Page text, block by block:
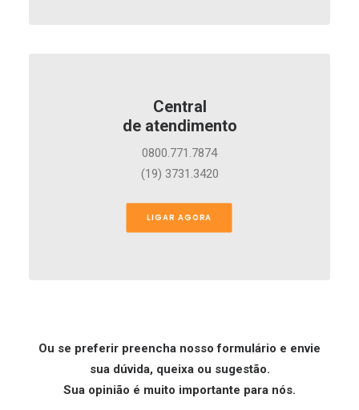
Central
de atendimento
0800.771.7874
(19) 3731.3420
LIGAR AGORA
Ou se preferir preencha nosso formulário e envie
sua dúvida, queixa ou sugestão.
Sua opinião é muito importante para nós.